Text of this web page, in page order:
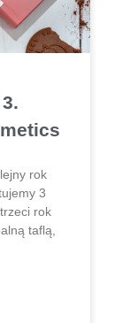
rok
3
rok
taflą,